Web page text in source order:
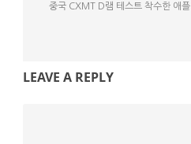
중국 CXMT D램 테스트 착수한 애플
LEAVE A REPLY